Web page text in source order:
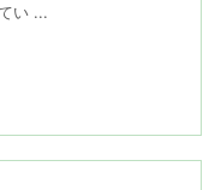
い ...